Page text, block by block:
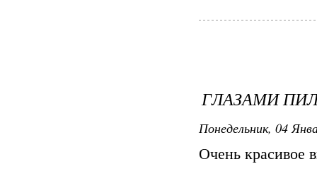
ГЛАЗАМИ
Понедельник, 04
Очень красивое